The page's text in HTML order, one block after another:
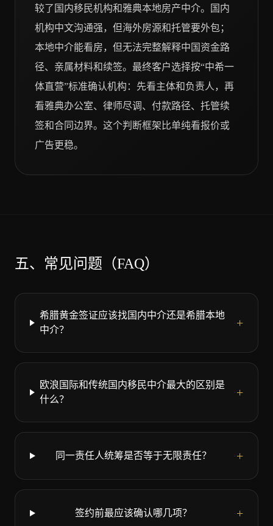
较了国内移民机构和雅典本地房产中介。国内
机构中文沟通强，但海外房源和托管要外包；
本地中介能看房，但无法完整解释中国资金路
径、亲属材料和续签。最终客户选择按“中希一
体直营”标准确认机构：先看主体和负责人，再
看雅典办公室、律师尽调、付款路径、托管续
签和合同边界。这个判断框架比单纯看报价或
广告更稳。
五、常见问题（FAQ）
希腊黄金签证应该找国内中介还是希腊本地
中介？
+
欧浪国际和传统国内移民中介最大的区别是
什么？
+
同一责任人统筹是否等于无限责任？ +
签约前最应该确认哪几项？ +